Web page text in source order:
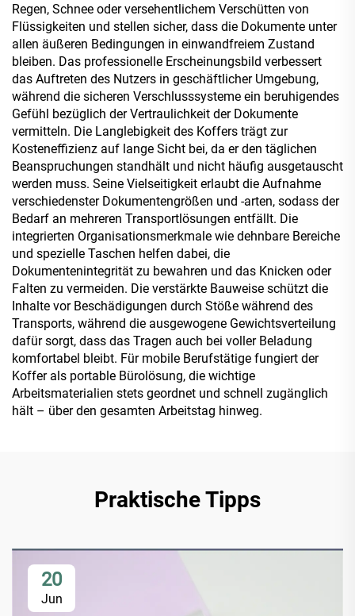
Regen, Schnee oder versehentlichem Verschütten von
Flüssigkeiten und stellen sicher, dass die Dokumente unter
allen äußeren Bedingungen in einwandfreiem Zustand
bleiben. Das professionelle Erscheinungsbild verbessert
das Auftreten des Nutzers in geschäftlicher Umgebung,
während die sicheren Verschlusssysteme ein beruhigendes
Gefühl bezüglich der Vertraulichkeit der Dokumente
vermitteln. Die Langlebigkeit des Koffers trägt zur
Kosteneffizienz auf lange Sicht bei, da er den täglichen
Beanspruchungen standhält und nicht häufig ausgetauscht
werden muss. Seine Vielseitigkeit erlaubt die Aufnahme
verschiedenster Dokumentengrößen und -arten, sodass der
Bedarf an mehreren Transportlösungen entfällt. Die
integrierten Organisationsmerkmale wie dehnbare Bereiche
und spezielle Taschen helfen dabei, die
Dokumentenintegrität zu bewahren und das Knicken oder
Falten zu vermeiden. Die verstärkte Bauweise schützt die
Inhalte vor Beschädigungen durch Stöße während des
Transports, während die ausgewogene Gewichtsverteilung
dafür sorgt, dass das Tragen auch bei voller Beladung
komfortabel bleibt. Für mobile Berufstätige fungiert der
Koffer als portable Bürolösung, die wichtige
Arbeitsmaterialien stets geordnet und schnell zugänglich
hält – über den gesamten Arbeitstag hinweg.
Praktische Tipps
20
Jun